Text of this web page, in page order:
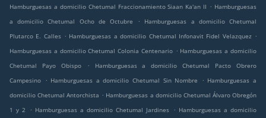
Hamburguesas a domicilio Chetumal Fraccionamiento Siaan Ka'an II . Hamburguesas
a domicilio Chetumal Ocho de Octubre
.
Hamburguesas a domicilio Chetumal
Plutarco E. Calles . Hamburguesas a domicilio Chetumal Infonavit Fidel Velazquez .
Hamburguesas a domicilio Chetumal Colonia Centenario . Hamburguesas a domicilio
Chetumal Payo Obispo
.
Hamburguesas a domicilio Chetumal Pacto Obrero
Campesino
. Hamburguesas a domicilio Chetumal Sin Nombre . Hamburguesas a
domicilio Chetumal Antorchista . Hamburguesas a domicilio Chetumal Álvaro Obregón
1 y 2
. Hamburguesas a domicilio Chetumal Jardines . Hamburguesas a domicilio